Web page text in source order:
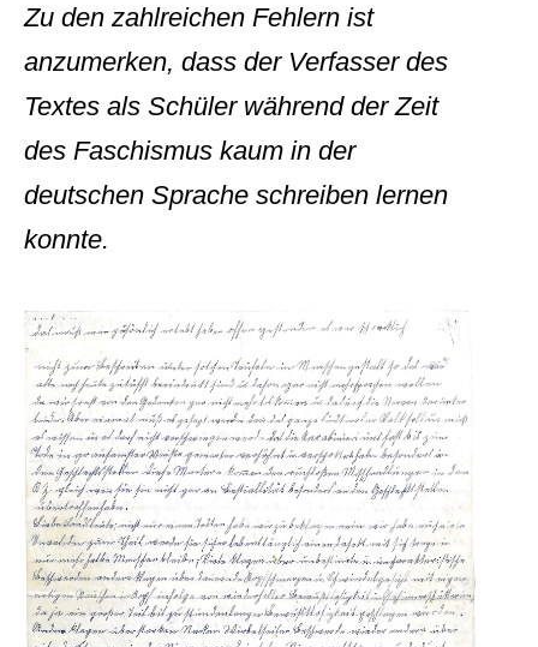
Zu den zahlreichen Fehlern ist
anzumerken, dass der Verfasser des
Textes als Schüler während der Zeit
des Faschismus kaum in der
deutschen Sprache schreiben lernen
konnte.